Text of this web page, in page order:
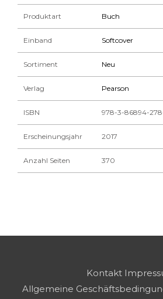
Produktart Buch
Einband Softcover
Sortiment Neu
Verlag Pearson
ISBN 978-3-86894-
Erscheinungsjahr 2017
Anzahl Seiten 370
Kontakt
Allgemeine